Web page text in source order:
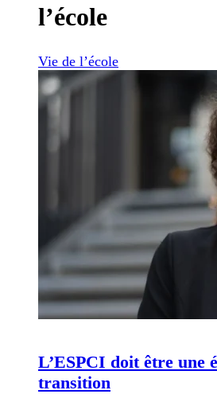
l’école
Vie de l’école
L’ESPCI doit être une
transition